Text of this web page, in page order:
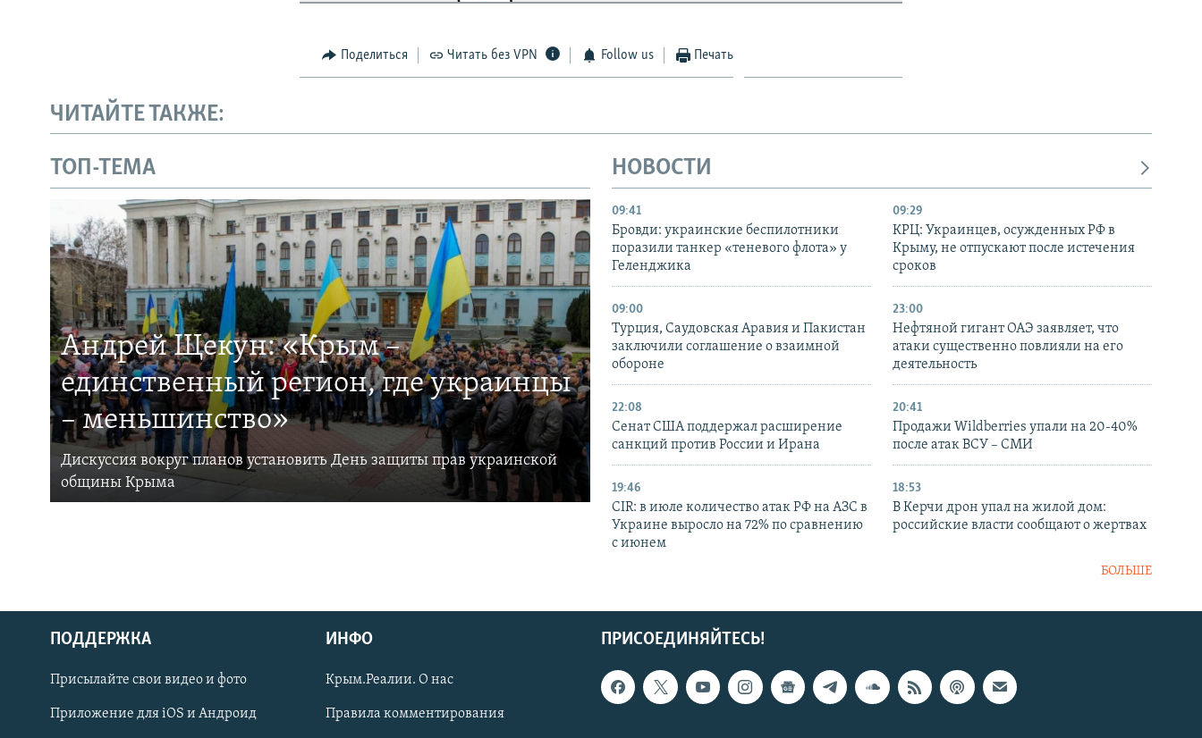
Українською
Qırımtatar
Поделиться Читать без VPN Follow us Печать
ЧИТАЙТЕ ТАКЖЕ:
ТОП-ТЕМА
Андрей Щекун: «Крым –
единственный регион, где украинцы
– меньшинство»
Дискуссия вокруг планов установить День защиты прав украинской
общины Крыма
НОВОСТИ
09:41
Бровди: украинские беспилотники
поразили танкер «теневого флота» у
Геленджика
09:29
КРЦ: Украинцев, осужденных РФ в
Крыму, не отпускают после истечения
сроков
09:00
Турция, Саудовская Аравия и Пакистан
заключили соглашение о взаимной
обороне
23:00
Нефтяной гигант ОАЭ заявляет, что
атаки существенно повлияли на его
деятельность
22:08
Сенат США поддержал расширение
санкций против России и Ирана
20:41
Продажи Wildberries упали на 20-40%
после атак ВСУ – СМИ
19:46
CIR: в июле количество атак РФ на АЗС в
Украине выросло на 72% по сравнению
с июнем
18:53
В Керчи дрон упал на жилой дом:
российские власти сообщают о жертвах
БОЛЬШЕ
ПРИСОЕДИНЯЙТЕСЬ!
ПОДДЕРЖКА
Присылайте свои видео и фото
Приложение для iOS и Андроид
ИНФО
Крым.Реалии. О нас
Правила комментирования